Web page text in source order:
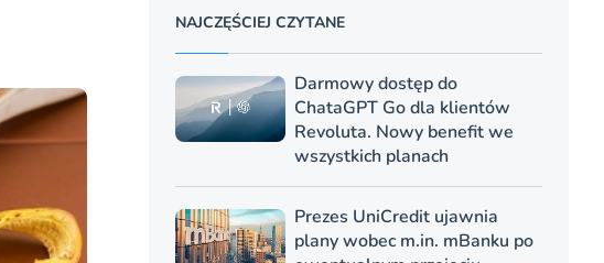
W najniższych planach – Standard i Plus – z usługi będzie można korzsytać za
darmo przez trzy miesiące
Czytaj więcej
NAJCZĘŚCIEJ CZYTANE
Darmowy dostęp do
ChataGPT Go dla klientów
Revoluta. Nowy benefit we
wszystkich planach
Prezes UniCredit ujawnia
plany wobec m.in. mBanku po